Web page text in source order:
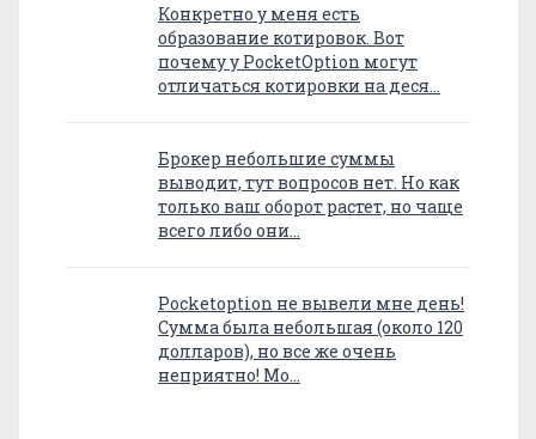
Конкретно у меня есть
образование котировок. Вот
почему у PocketOption могут
отличаться котировки на деся…
Брокер небольшие суммы
выводит, тут вопросов нет. Но как
только ваш оборот растет, но чаще
всего либо они…
Pocketoption не вывели мне день!
Сумма была небольшая (около 120
долларов), но все же очень
неприятно! Мо…